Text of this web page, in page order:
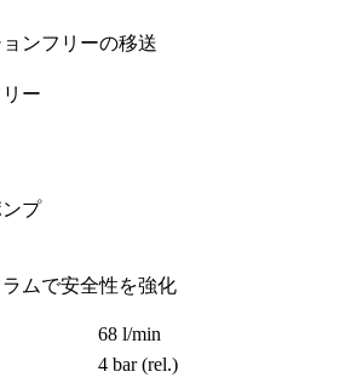
ンフリーの移送
ー
プ
ムで安全性を強化
68 l/min
4 bar (rel.)